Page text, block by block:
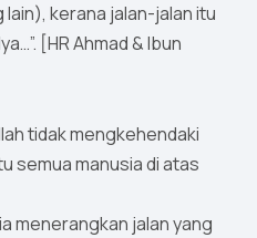
kerana jalan-jalan itu
[HR Ahmad & Ibun
tidak mengkehendaki
semua manusia di atas
menerangkan jalan yang